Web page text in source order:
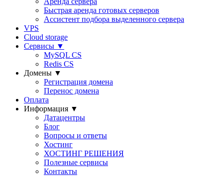
Быстрая аренда готовых серверов
Ассистент подбора выделенного сервера
VPS
Cloud storage
Сервисы ▼
MySQL CS
Redis CS
Домены ▼
Регистрация домена
Перенос домена
Оплата
Информация ▼
Датацентры
Блог
Вопросы и ответы
Хостинг
ХОСТИНГ РЕШЕНИЯ
Полезные сервисы
Контакты